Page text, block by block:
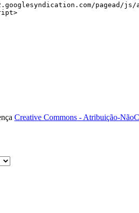
pagead/js/
Creative Commons - Atribuição-